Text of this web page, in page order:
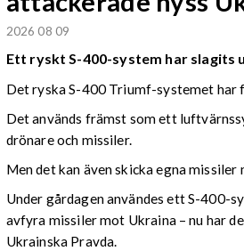
2026 08 09
Ett ryskt S-400-system har slagits
Det ryska S-400 Triumf-systemet har
Det används främst som ett
drönare och missiler.
Men det kan även skicka egna
Under gårdagen användes ett S-400-
avfyra missiler mot Ukraina – nu har
Ukrainska Pravda.